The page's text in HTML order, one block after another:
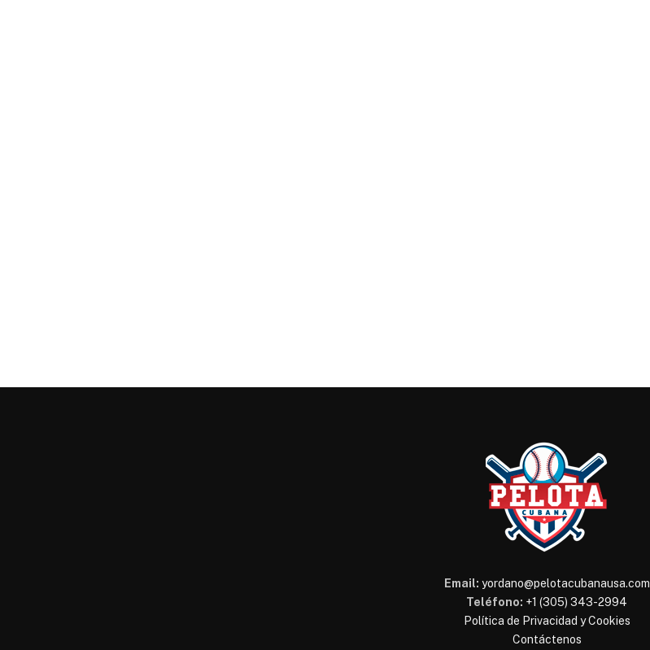
Email: yordano@pelotacubanausa.com
Teléfono: +1 (305) 343-2994
Política de Privacidad y Cookies
Contáctenos